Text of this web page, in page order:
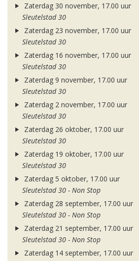
Zaterdag 30 november, 17.00 uur
Sleutelstad 30
Zaterdag 23 november, 17.00 uur
Sleutelstad 30
Zaterdag 16 november, 17.00 uur
Sleutelstad 30
Zaterdag 9 november, 17.00 uur
Sleutelstad 30
Zaterdag 2 november, 17.00 uur
Sleutelstad 30
Zaterdag 26 oktober, 17.00 uur
Sleutelstad 30
Zaterdag 19 oktober, 17.00 uur
Sleutelstad 30
Zaterdag 5 oktober, 17.00 uur
Sleutelstad 30 - Non Stop
Zaterdag 28 september, 17.00 uur
Sleutelstad 30 - Non Stop
Zaterdag 21 september, 17.00 uur
Sleutelstad 30 - Non Stop
Zaterdag 14 september, 17.00 uur